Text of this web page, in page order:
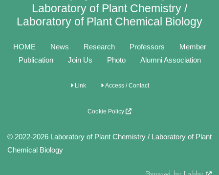
Laboratory of Plant Chemistry /
Laboratory of Plant Chemical Biology
HOME News Research Professors
Member
Publication
Join Us Photo Alumni Association
Link Access / Contact
Cookie Policy
© 2022-2026 Laboratory of Plant Chemistry / Laboratory of Plant
Chemical Biology